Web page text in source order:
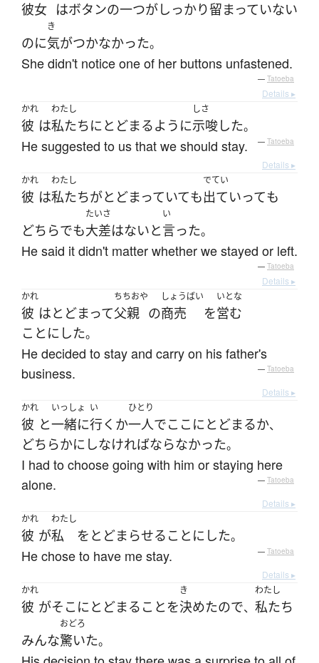
彼女 はボタンの一つがしっかり留まっていない
のに
き
気がつかなかった。
She didn't notice one of her buttons unfastened.
— Tatoeba
Details ▸
かれ
彼 は
わたし
私たちにとどまるように
しさ
示唆した。
He suggested to us that we should stay. — Tatoeba
Details ▸
かれ
彼 は
わたし
私たちがとどまっていても
でてい
出ていっても
どちらでも
たいさ
大差はないと
い
言った。
He said it didn't matter whether we stayed or left.
— Tatoeba
Details ▸
かれ
彼 はとどまって
ちちおや
父親 の
しょうばい
商売 を
いとな
営む
ことにした。
He decided to stay and carry on his father's
business.
— Tatoeba
Details ▸
かれ
彼 と
いっしょ
一緒に
い
行く か
ひとり
一人でここ にとどまるか、
どちらかに しなければならなかった。
I had to choose going with him or staying here
alone.
— Tatoeba
Details ▸
かれ
彼 が
わたし
私 を とどまらせる ことにした。
He chose to have me stay. — Tatoeba
Details ▸
かれ
彼 がそこ にとどまる ことを
き
決めたので、
わたし
私たち
みんな
おどろ
驚いた。